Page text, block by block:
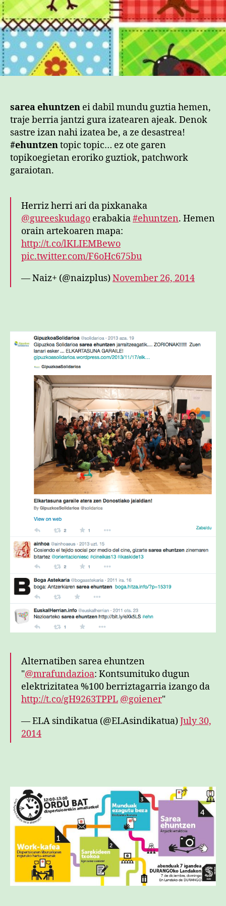
sarea ehuntzen ei dabil mundu guztia hemen,
traje berria jantzi gura izatearen ajeak. Denok
sastre izan nahi izatea be, a ze desastrea!
#ehuntzentopic topic… ez ote garen
topikoegietan eroriko guztiok, patchwork
garaiotan.
Herriz herri ari da pixkanaka
@gureeskudago erabakia#ehuntzen. Hemen
orain artekoaren mapa:
http://t.co/lKLIEMBewo
pic.twitter.com/F6oHc675bu
— Naiz+ (@naizplus)November 26, 2014
Alternatiben sarea ehuntzen
"@mrafundazioa: Kontsumituko dugun
elektrizitatea %100 berriztagarria izango da
http://t.co/gH9263TPPL @goiener"
— ELA sindikatua (@ELAsindikatua)July 30,
2014